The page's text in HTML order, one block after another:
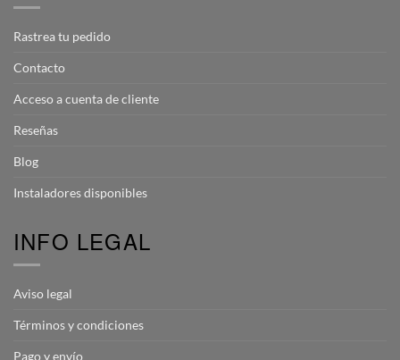
Rastrea tu pedido
Contacto
Acceso a cuenta de cliente
Reseñas
Blog
Instaladores disponibles
INFO LEGAL
Aviso legal
Términos y condiciones
Pago y envío